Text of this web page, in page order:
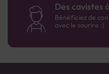
Des cavistes
Bénéficiez de
avec le sourire :)